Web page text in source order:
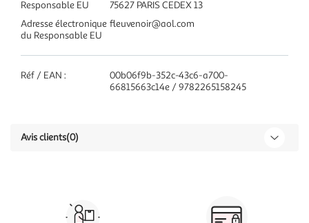
Responsable EU
75627 PARIS CEDEX 13
Adresse électronique
du Responsable EU
fleuvenoir@aol.com
Réf / EAN :
00b06f9b-352c-43c6-a700-
66815663c14e / 9782265158245
Avis clients(0)